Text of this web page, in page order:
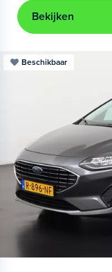
Bekijken
Beschikbaar